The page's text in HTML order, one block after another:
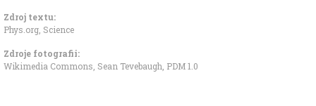
Zdroj textu:
Phys.org Science
Zdroje fotografii:
Wikimedia Commons, Sean Tevebaugh PDM 1.0